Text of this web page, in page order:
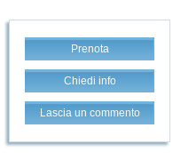
Prenota
Chiedi info
Lascia un commento